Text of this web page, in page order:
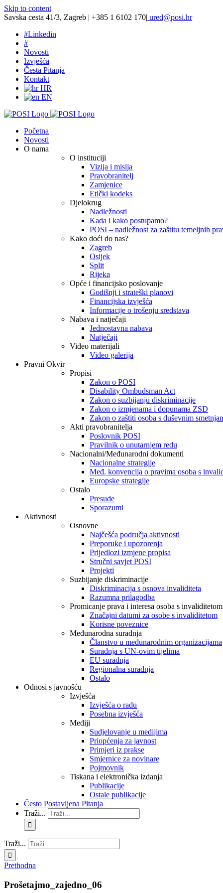
Skip to content
Savska cesta 41/3, Zagreb | +385 1 6102 170| ured@posi.hr
#Linkedin
#
Novosti
Izvješća
Česta Pitanja
Kontakt
HR
EN
Početna
Novosti
O nama
O instituciji
Vizija i misija
Pravobranitelj
Zamjenice
Etički kodeks
Djelokrug
Nadležnosti
Kada i kako postupamo?
POSI – nadležnost za zaštitu temeljnih
Kako doći do nas?
Zagreb
Osijek
Split
Rijeka
Opće i financijsko poslovanje
Godišnji i strateški planovi
Financijska izvješća
Informacije o trošenju sredstava
Nabava i natječaji
Jednostavna nabava
Natječaji
Video materijali
Video galerija
Pravni Okvir
Propisi
Zakon o POSI
Disability Ombudsman Act
Zakon o suzbijanju diskriminacije
Zakon o izmjenama i dopunama ZSD
Zakon o zaštiti osoba s duševnim
Akti pravobranitelja
Poslovnik POSI
Pravilnik o unutarnjem redu
Nacionalni/Međunarodni dokumenti
Nacionalne strategije
Međ. konvencija o pravima osoba s
Europske strategije
Ostalo
Presude
Sporazumi
Aktivnosti
Osnovne
Najčešća područja aktivnosti
Preporuke i upozorenja
Prijedlozi izmjene propisa
Stručni savjet POSI
Projekti
Suzbijanje diskriminacije
Diskriminacija s osnova invaliditeta
Razumna prilagodba
Promicanje prava i interesa osoba s invaliditetom
Značajni datumi za osobe s invaliditetom
Korisne poveznice
Međunarodna suradnja
Članstvo u međunarodnim organizacijama
Suradnja s UN-ovim tijelima
EU suradnja
Regionalna suradnja
Ostalo
Odnosi s javnošću
Izvješća
Izvješća o radu
Posebna izvješća
Mediji
Sudjelovanje u medijima
Priopćenja za javnost
Primjeri iz prakse
Smjernice za novinare
Pojmovnik
Tiskana i elektronička izdanja
Publikacije
Ostale publikacije
Često Postavljena Pitanja
Traži...
Traži...
Prethodna
Prošetajmo_zajedno_06